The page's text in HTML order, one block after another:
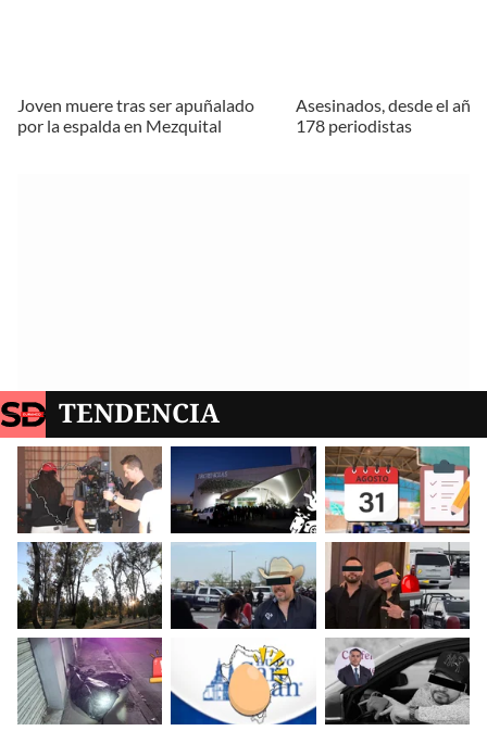
Joven muere tras ser apuñalado
por la espalda en Mezquital
Asesinados, desde el año
178 periodistas
TENDENCIA